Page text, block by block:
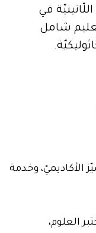
في
شامل
الأكاديميّ، وخدمة
العلوم،